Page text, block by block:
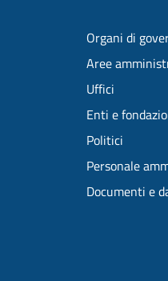
Organi di
Aree
Uffici
Enti e
Politici
Personale
Documenti e